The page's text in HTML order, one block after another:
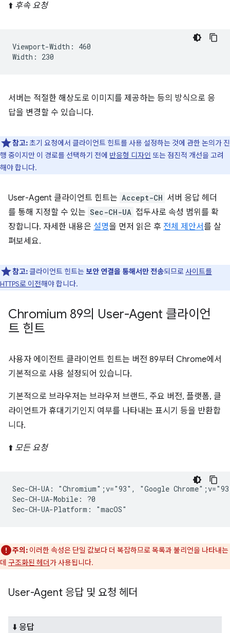
⬆️ 후속 요청
Viewport-Width: 460
서버는 적절한 해상도로 이미지를 제공하는 등의 방식으로 응
답을 변경할 수 있습니다.
참고:초기 요청에서 클라이언트 힌트를 사용 설정하는 것에 관한 논의가 진
행 중이지만 이 경로를 선택하기 전에 반응형 디자인 또는 점진적 개선을 고려
해야 합니다.
User-Agent 클라이언트 힌트는 Accept-CH 서버 응답 헤더
를 통해 지정할 수 있는 Sec-CH-UA 접두사로 속성 범위를 확
장합니다. 자세한 내용은 설명을 먼저 읽은 후 전체 제안서를 살
펴보세요.
참고:클라이언트 힌트는 보안 연결을 통해서만 전송되므로 사이트를
HTTPS로 이전해야 합니다.
Chromium 89의 User-Agent 클라이언
트 힌트
사용자 에이전트 클라이언트 힌트는 버전 89부터 Chrome에서
기본적으로 사용 설정되어 있습니다.
기본적으로 브라우저는 브라우저 브랜드, 주요 버전, 플랫폼, 클
라이언트가 휴대기기인지 여부를 나타내는 표시기 등을 반환합
니다.
⬆️ 모든 요청
Sec-CH-UA: "Chromium";v="93", "Google
Sec-CH-UA-Mobile: ?0
주의: 이러한 속성은 단일 값보다 더 복잡하므로 목록과 불리언을 나타내는
데 구조화된 헤더가 사용됩니다.
User-Agent 응답 및 요청 헤더
⬇️ 응답